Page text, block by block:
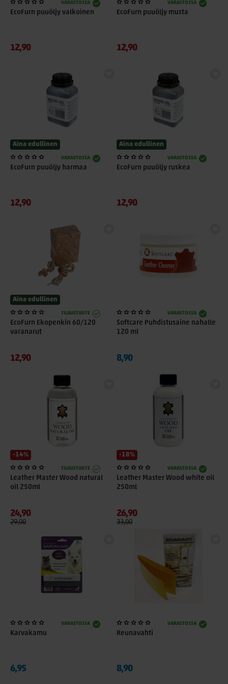
VARASTOSSA
EcoFurn puuöljy valkoinen
12,90
VARASTOSSA
EcoFurn puuöljy musta
12,90
Aina edullinen
VARASTOSSA
EcoFurn puuöljy harmaa
12,90
Aina edullinen
VARASTOSSA
EcoFurn puuöljy ruskea
12,90
Aina edullinen
TILAUSTUOTE
EcoFurn Ekopenkin 60/120
varanarut
12,90
VARASTOSSA
Softcare Puhdistusaine nahalle
120 ml
8,90
-14%
TILAUSTUOTE
Leather Master Wood natural
oil 250ml
24,90
29,00
-18%
VARASTOSSA
Leather Master Wood white oil
250ml
26,90
33,00
VARASTOSSA
Karvakamu
6,95
VARASTOSSA
Reunavahti
8,90